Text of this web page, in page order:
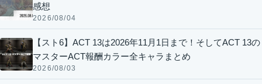
感想
2026/08/04
【スト6】ACT 13は2026年11月1日まで！そしてACT 13の
マスターACT報酬カラー全キャラまとめ
2026/08/03